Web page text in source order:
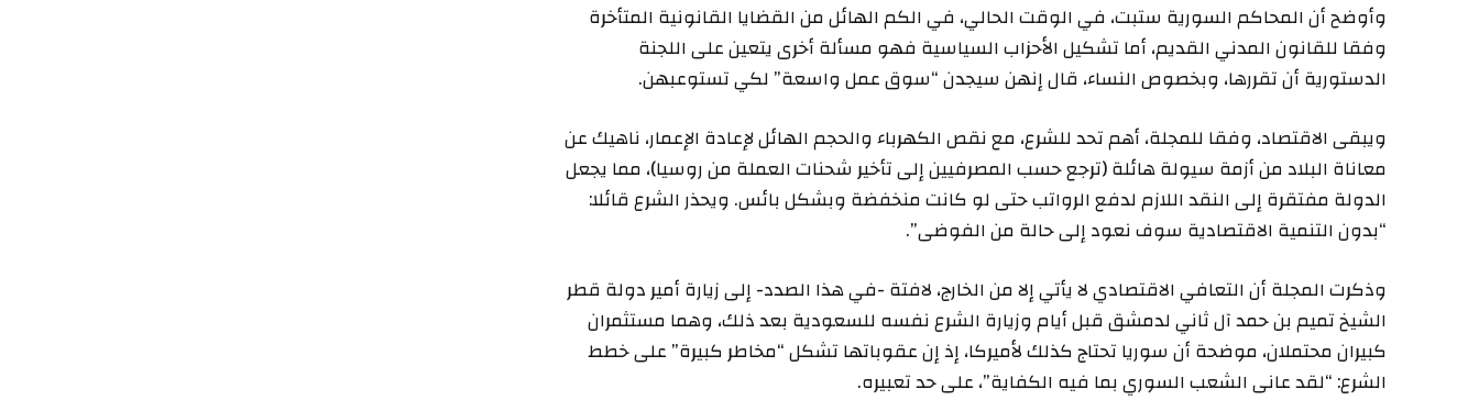
وأوضح أن المحاكم السورية ستبت، في الوقت الحالي، في الكم الهائل من القضايا القانونية المتأخرة
وفقا للقانون المدني القديم، أما تشكيل الأحزاب السياسية فهو مسألة أخرى يتعين على اللجنة
الدستورية أن تقررها، وبخصوص النساء، قال إنهن سيجدن “سوق عمل واسعة” لكي تستوعبهن.
ويبقى الاقتصاد، وفقا للمجلة، أهم تحد للشرع، مع نقص الكهرباء والحجم الهائل لإعادة الإعمار، ناهيك عن
معاناة البلاد من أزمة سيولة هائلة (ترجع حسب المصرفيين إلى تأخير شحنات العملة من روسيا)، مما يجعل
الدولة مفتقرة إلى النقد اللازم لدفع الرواتب حتى لو كانت منخفضة وبشكل بائس. ويحذر الشرع قائلا:
“بدون التنمية الاقتصادية سوف نعود إلى حالة من الفوضى”.
وذكرت المجلة أن التعافي الاقتصادي لا يأتي إلا من الخارج، لافتة -في هذا الصدد- إلى زيارة أمير دولة قطر
الشيخ تميم بن حمد آل ثاني لدمشق قبل أيام وزيارة الشرع نفسه للسعودية بعد ذلك، وهما مستثمران
كبيران محتملان، موضحة أن سوريا تحتاج كذلك لأميركا، إذ إن عقوباتها تشكل “مخاطر كبيرة” على خطط
الشرع: “لقد عانى الشعب السوري بما فيه الكفاية”، على حد تعبيره.